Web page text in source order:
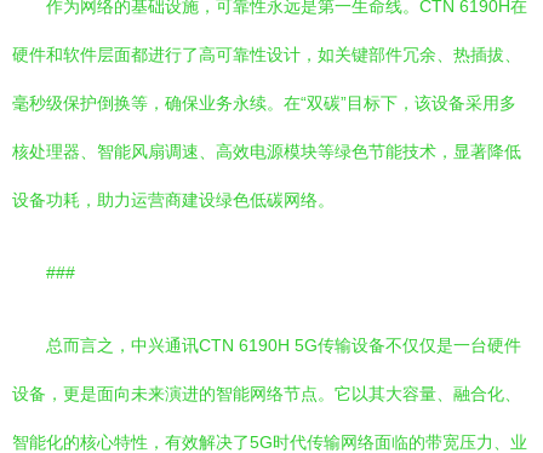
作为网络的基础设施，可靠性永远是第一生命线。CTN 6190H在
硬件和软件层面都进行了高可靠性设计，如关键部件冗余、热插拔、
毫秒级保护倒换等，确保业务永续。在“双碳”目标下，该设备采用多
核处理器、智能风扇调速、高效电源模块等绿色节能技术，显著降低
设备功耗，助力运营商建设绿色低碳网络。
###
总而言之，中兴通讯CTN 6190H 5G传输设备不仅仅是一台硬件
设备，更是面向未来演进的智能网络节点。它以其大容量、融合化、
智能化的核心特性，有效解决了5G时代传输网络面临的带宽压力、业